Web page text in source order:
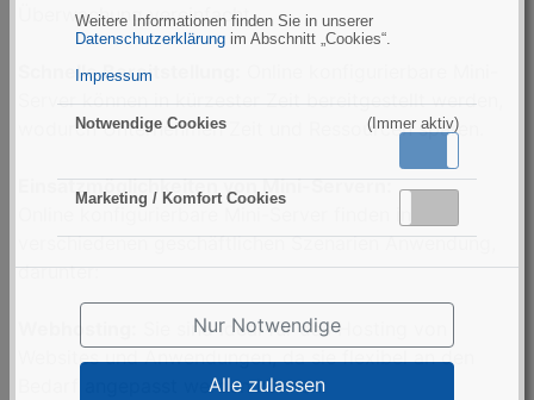
Weitere Informationen finden Sie in unserer
Datenschutzerklärung im Abschnitt „Cookies“.
Impressum
Notwendige Cookies (Immer aktiv)
Marketing / Komfort Cookies
Nur Notwendige
Alle zulassen
Überwachung vereinfacht.
Schnelle Bereitstellung:
Server können in kürzester Zeit bereitgestellt werden,
wodurch Unternehmen Zeit und Ressourcen sparen.
Einsatzmöglichkeiten von Mini-Servern:
Online konfigurierbare Mini-Server finden in
verschiedenen geschäftlichen Szenarien Anwendung,
darunter:
Sie sind ideal für das Hosting von
Websites und Anwendungen, da sie flexibel an den
Bedarf angepasst werden können.